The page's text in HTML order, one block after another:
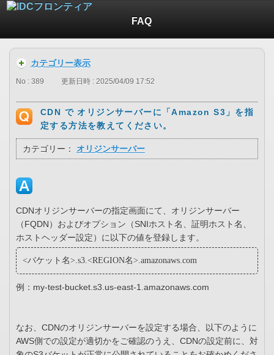
FAQ
カテゴリー表示
No : 389 更新日時 : 2025/04/09 17:52
CDN で オリジンサーバーに「Amazon S3」を指
定する方法を教えてください。
カテゴリー： オリジンサーバー
CDNオリジンサーバーの指定画面にて、オリジンサーバー
（FQDN）およびオプション（SNIホスト名、証明ホスト名、
ホストヘッダー設定）に以下の値を登録します。
<バケット名>.s3.<REGION名>.amazonaws.com
例：my-test-bucket.s3.us-east-1.amazonaws.com
なお、CDNのオリジンサーバーを設定する場合、以下のように
AWS側での設定が適切かをご確認のうえ、CDNの設定前に、対